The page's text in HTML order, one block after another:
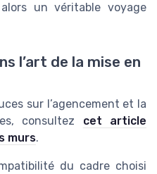
un véritable voyage
l’art de la mise en
sur l’agencement et la
consultez cet article
murs.
du cadre choisi